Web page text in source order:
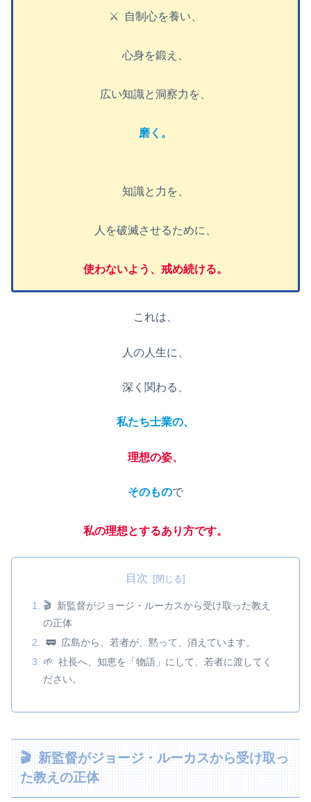
⚔️ 自制心を養い、
心身を鍛え、
広い知識と洞察力を、
磨く。
知識と力を、
人を破滅させるために、
使わないよう、戒め続ける。
これは、
人の人生に、
深く関わる、
私たち士業の、
理想の姿、
そのもので
私の理想とするあり方です。
目次
🎬 新監督がジョージ・ルーカスから受け取った教え
の正体
🚃 広島から、若者が、黙って、消えています。
🌱 社長へ、知恵を「物語」にして、若者に渡してく
ださい。
🎬 新監督がジョージ・ルーカスから受け取っ
た教えの正体